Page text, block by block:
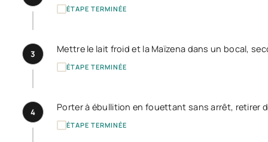
ÉTAPE TERMINÉE
3 Mettre le lait froid et la Maïzena dans un bocal,
ÉTAPE TERMINÉE
4 Porter à ébullition en fouettant sans arrêt, retirer
ÉTAPE TERMINÉE